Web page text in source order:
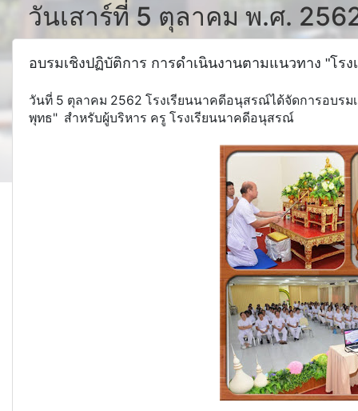
วันเสาร์ที่ 5 ตุลาคม พ.ศ.
อบรมเชิงปฏิบัติการ การดำเนินงานตามแนวทาง "โรง
วันที่ 5 ตุลาคม 2562 โรงเรียนนาคดีอนุสรณ์ได้จัดการอบรม
พุทธ" สำหรับผู้บริหาร ครู โรงเรียนนาคดีอนุสรณ์